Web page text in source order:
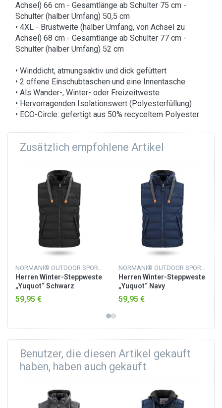
Achsel) 66 cm - Gesamtlänge ab Schulter 75 cm -
Schulter (halber Umfang) 50,5 cm
• 4XL - Brustweite (halber Umfang, von Achsel zu
Achsel) 68 cm - Gesamtlänge ab Schulter 77 cm -
Schulter (halber Umfang) 52 cm
• Winddicht, atmungsaktiv und dick gefüttert
• 2 offene Einschubtaschen und eine Innentasche
• Als Wander-, Winter- oder Freizeitweste
• Hervorragenden Isolationswert (Polyesterfüllung)
• ECO-Circle: gefertigt aus 50% recyceltem Polyester
Zusätzlich empfohlene Artikel
Herren Winter-Steppweste
„Yuquot“ Schwarz
59,95 €
Herren Winter-Steppweste
„Yuquot“ Navy
59,95 €
Benutzer, die diesen Artikel gekauft
haben, haben auch gekauft